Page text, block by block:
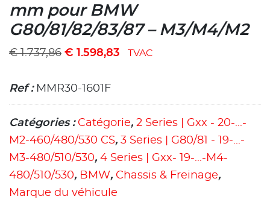
mm pour BMW
G80/81/82/83/87 – M3/M4/M2
€1.737,86 € 1.598,83 TVAC
Ref : MMR30-1601F
Catégories : Catégorie, 2 Series | Gxx - 20-...-
M2-460/480/530 CS, 3 Series | G80/81 - 19-...-
M3-480/510/530, 4 Series | Gxx- 19-...-M4-
480/510/530, BMW, Chassis & Freinage,
Marque du véhicule